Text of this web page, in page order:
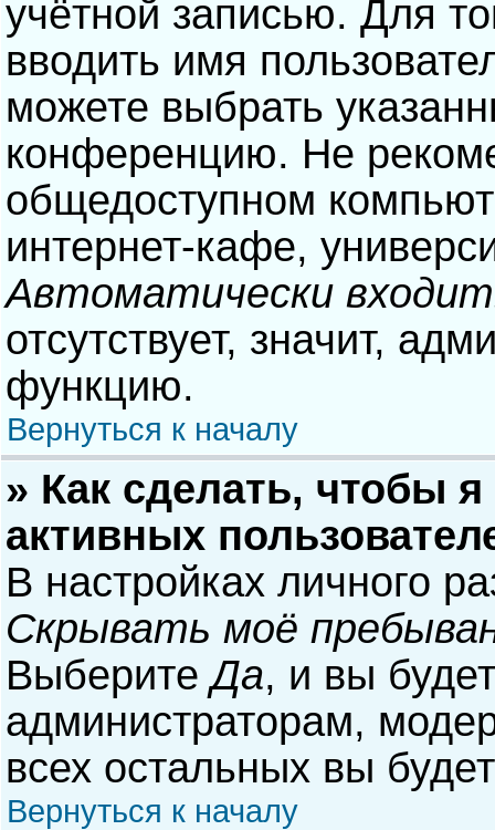
учётной записью. Для
вводить имя
можете выбрать
конференцию. Не
общедоступном
интернет-кафе,
Автоматически
отсутствует, значит,
функцию.
Вернуться к началу
» Как сделать, чтобы
активных
В настройках личного
Скрывать моё
ВыберитеДа, и вы
администраторам,
всех остальных вы
Вернуться к началу